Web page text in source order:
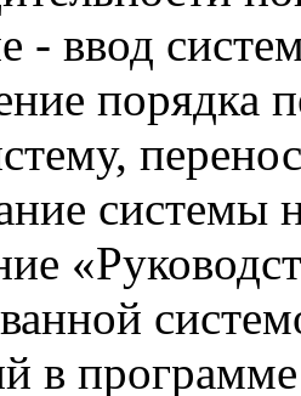
- ввод
порядка
системы
в